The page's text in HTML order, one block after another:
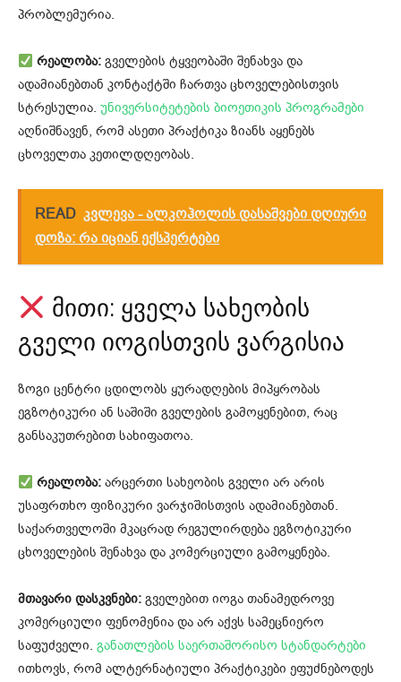
პრობლემურია.
რეალობა: გველების ტყვეობაში შენახვა და
ადამიანებთან კონტაქტში ჩართვა ცხოველებისთვის
სტრესულია. უნივერსიტეტების ბიოეთიკის პროგრამები
აღნიშნავენ, რომ ასეთი პრაქტიკა ზიანს აყენებს
ცხოველთა კეთილდღეობას.
READ კვლევა - ალკოჰოლის დასაშვები დღიური
დოზა: რა იციან ექსპერტები
მითი: ყველა სახეობის
გველი იოგისთვის ვარგისია
ზოგი ცენტრი ცდილობს ყურადღების მიპყრობას
ეგზოტიკური ან საშიში გველების გამოყენებით, რაც
განსაკუთრებით სახიფათოა.
რეალობა: არცერთი სახეობის გველი არ არის
უსაფრთხო ფიზიკური ვარჯიშისთვის ადამიანებთან.
საქართველოში მკაცრად რეგულირდება ეგზოტიკური
ცხოველების შენახვა და კომერციული გამოყენება.
მთავარი დასკვნები: გველებით იოგა თანამედროვე
კომერციული ფენომენია და არ აქვს სამეცნიერო
საფუძველი. განათლების საერთაშორისო სტანდარტები
ითხოვს, რომ ალტერნატიული პრაქტიკები ეფუძნებოდეს